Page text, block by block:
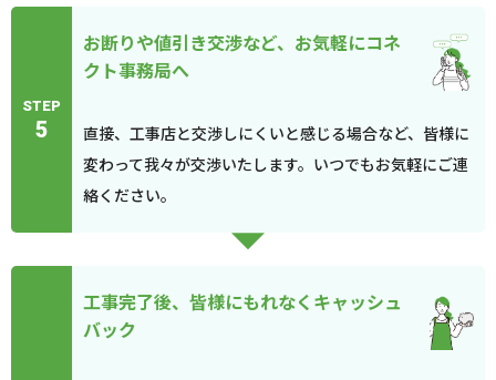
STEP
5
お断りや値引き交渉など、お気軽にコネ
クト事務局へ
直接、工事店と交渉しにくいと感じる場合など、皆様に
変わって我々が交渉いたします。いつでもお気軽にご連
絡ください。
工事完了後、皆様にもれなくキャッシュ
バック